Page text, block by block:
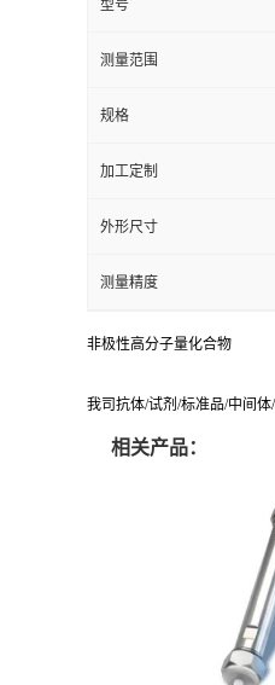
型号
测量范围
规格
加工定制
外形尺寸
测量精度
非极性高分子量化合物
我司抗体/试剂/标准品/中间
相关产品：